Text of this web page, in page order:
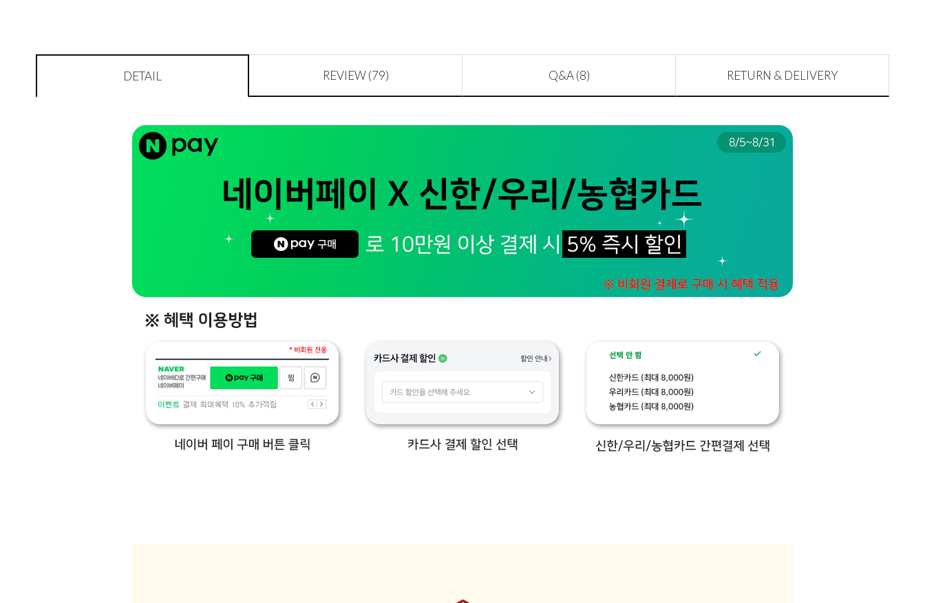
DETAIL REVIEW (79) Q&A (8) RETURN & DELIVERY